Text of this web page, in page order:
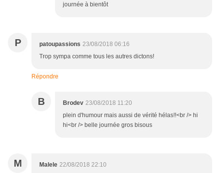
journée à bientôt
P patoupassions 23/08/2018 06:16
Trop sympa comme tous les autres dictons!
Répondre
B Brodev 23/08/2018 11:20
plein d'humour mais aussi de vérité hélas!!<br /> hi
hi<br /> belle journée gros bisous
M Malele 22/08/2018 22:10